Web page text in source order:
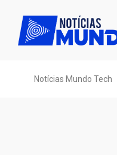
Notícias Mundo Tech